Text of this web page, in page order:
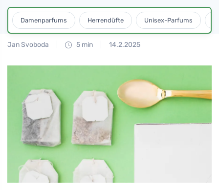
Damenparfums Herrendüfte Unisex-Parfums
Jan Svoboda 5 min 14.2.2025